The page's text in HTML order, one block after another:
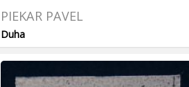
PIEKAR PAVEL
Duha